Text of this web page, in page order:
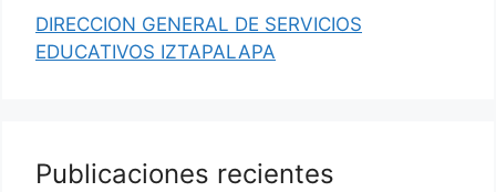
DIRECCION GENERAL DE SERVICIOS
EDUCATIVOS IZTAPALAPA
Publicaciones recientes